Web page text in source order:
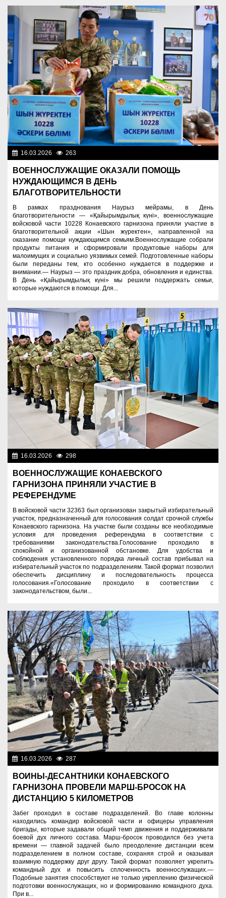
16.03.2026 263
ВОЕННОСЛУЖАЩИЕ ОКАЗАЛИ ПОМОЩЬ
НУЖДАЮЩИМСЯ В ДЕНЬ
БЛАГОТВОРИТЕЛЬНОСТИ
В рамках празднования Наурыз мейрамы, в День
благотворительности — «Қайырымдылық күні», военнослужащие
войсковой части 10228 Конаевского гарнизона приняли участие в
благотворительной акции «Шын жүректен», направленной на
оказание помощи нуждающимся семьям.Военнослужащие собрали
продукты питания и сформировали продуктовые наборы для
малоимущих и социально уязвимых семей. Подготовленные наборы
были переданы тем, кто особенно нуждается в поддержке и
внимании.— Наурыз — это праздник добра, обновления и единства.
В День «Қайырымдылық күні» мы решили поддержать семьи,
которые нуждаются в помощи. Для...
16.03.2026 298
ВОЕННОСЛУЖАЩИЕ КОНАЕВСКОГО
ГАРНИЗОНА ПРИНЯЛИ УЧАСТИЕ В
РЕФЕРЕНДУМЕ
В войсковой части 32363 был организован закрытый избирательный
участок, предназначенный для голосования солдат срочной службы
Конаевского гарнизона. На участке были созданы все необходимые
условия для проведения референдума в соответствии с
требованиями законодательства.Голосование проходило в
спокойной и организованной обстановке. Для удобства и
соблюдения установленного порядка личный состав прибывал на
избирательный участок по подразделениям. Такой формат позволил
обеспечить дисциплину и последовательность процесса
голосования.«Голосование проходило в соответствии с
законодательством, были...
16.03.2026 287
ВОИНЫ-ДЕСАНТНИКИ КОНАЕВСКОГО
ГАРНИЗОНА ПРОВЕЛИ МАРШ-БРОСОК НА
ДИСТАНЦИЮ 5 КИЛОМЕТРОВ
Забег проходил в составе подразделений. Во главе колонны
находились командир войсковой части и офицеры управления
бригады, которые задавали общий темп движения и поддерживали
боевой дух личного состава. Марш-бросок проводился без учета
времени — главной задачей было преодоление дистанции всем
подразделением в полном составе, сохраняя строй и оказывая
взаимную поддержку друг другу. Такой формат позволяет укрепить
командный дух и повысить сплоченность военнослужащих.—
Подобные занятия способствуют не только укреплению физической
подготовки военнослужащих, но и формированию командного духа.
При в...